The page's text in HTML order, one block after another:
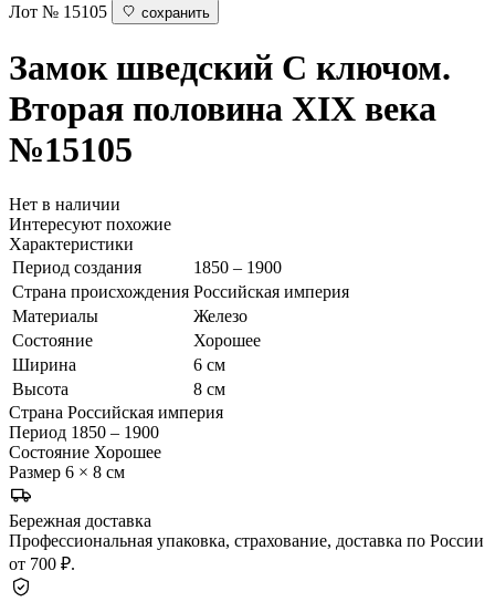
Лот № 15105 сохранить
Замок шведский С ключом.
Вторая половина XIX века
№15105
Нет в наличии
Интересуют похожие
Характеристики
Период создания
1850 – 1900
Страна происхождения Российская империя
Материалы
Железо
Состояние
Хорошее
Ширина
6 см
Высота
8 см
Страна Российская империя
Период 1850 – 1900
Состояние Хорошее
Размер 6 × 8 см
Бережная доставка
Профессиональная упаковка, страхование, доставка по России
от 700 ₽.